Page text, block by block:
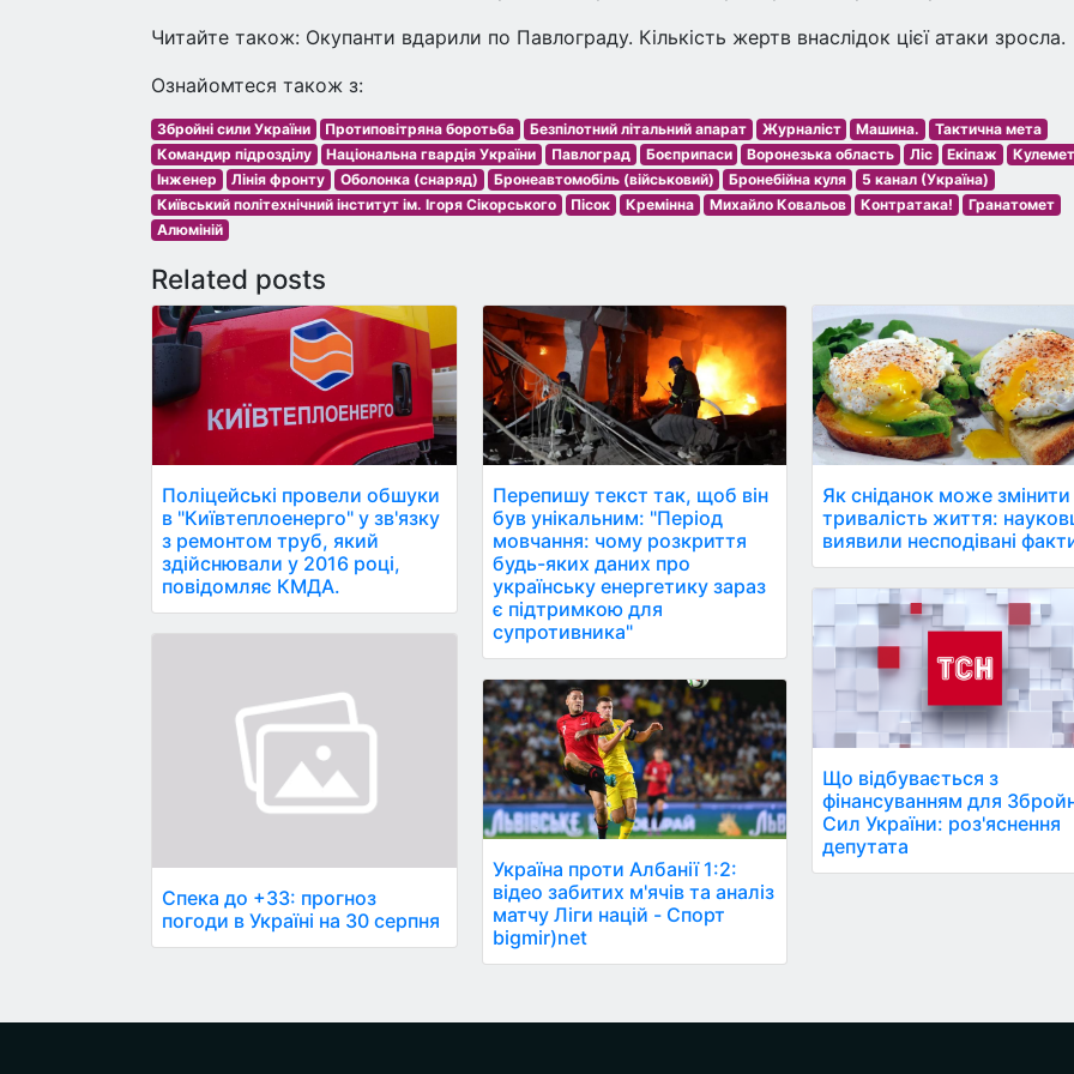
Читайте також: Окупанти вдарили по Павлограду. Кількість жертв внаслідок цієї атаки зросла.
Ознайомтеся також з:
Збройні сили України Протиповітряна боротьба Безпілотний літальний апарат Журналіст Машина.
Тактична мета
Командир підрозділу
Національна гвардія України Павлоград Боєприпаси Воронезька область Ліс Екіпаж
Інженер
Лінія фронту Оболонка (снаряд) Бронеавтомобіль (військовий) Бронебійна куля
5 канал (Україна)
Київський політехнічний інститут ім. Ігоря Сікорського
Пісок Кремінна Михайло Ковальов Контратака!
Гранатомет
Алюміній
Related posts
Поліцейські провели обшуки
в "Київтеплоенерго" у зв'язку
з ремонтом труб, який
здійснювали у 2016 році,
повідомляє КМДА.
Спека до +33: прогноз
погоди в Україні на 30 серпня
Перепишу текст так, щоб він
був унікальним: "Період
мовчання: чому розкриття
будь-яких даних про
українську енергетику зараз
є підтримкою для
супротивника"
Україна проти Албанії 1:2:
відео забитих м'ячів та аналіз
матчу Ліги націй - Спорт
bigmir)net
Як сніданок може змінити
тривалість життя:
виявили несподівані
Що відбувається з
фінансуванням для
Сил України: роз'яснення
депутата